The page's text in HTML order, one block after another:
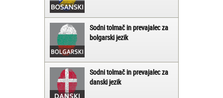
Sodni tolmač in prevajalec za
bolgarski jezik
Sodni tolmač in prevajalec za
danski jezik